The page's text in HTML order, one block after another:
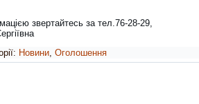
звертайтесь за тел.76-28-29,
Новини, Оголошення